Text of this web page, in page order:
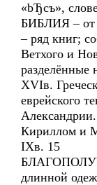
«bЂсъ»,
БИБЛИЯ – от
– ряд книг;
Ветхого и
разделённые
XVIв.
еврейского
Кириллом и
IXв. 15
длинной